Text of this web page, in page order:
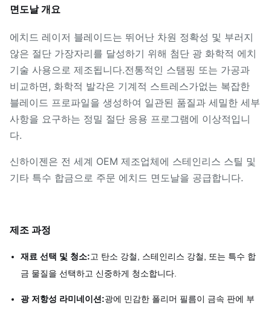
면도날 개요
에치드 레이저 블레이드는 뛰어난 차원 정확성 및 부러지
않은 절단 가장자리를 달성하기 위해 첨단 광 화학적 에치
기술 사용으로 제조됩니다.전통적인 스탬핑 또는 가공과
비교하면, 화학적 발각은 기계적 스트레스가없는 복잡한
블레이드 프로파일을 생성하여 일관된 품질과 세밀한 세부
사항을 요구하는 정밀 절단 응용 프로그램에 이상적입니
다.
신하이젠은 전 세계 OEM 제조업체에 스테인리스 스틸 및
기타 특수 합금으로 주문 에치드 면도날을 공급합니다.
제조 과정
재료 선택 및 청소:고 탄소 강철, 스테인리스 강철, 또는 특수 합
금 물질을 선택하고 신중하게 청소합니다.
광 저항성 라미네이션:광에 민감한 폴리머 필름이 금속 판에 부